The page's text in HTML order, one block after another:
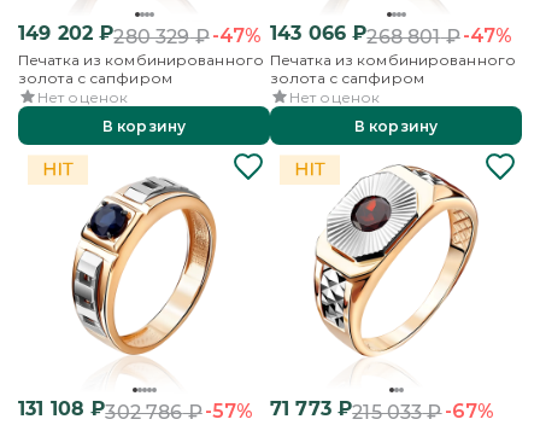
149 202 ₽280 329₽-47%
Печатка из комбинированного
золота с сапфиром
Нет оценок
В корзину
143 066 ₽268 801₽-47%
Печатка из комбинированного
золота с сапфиром
Нет оценок
В корзину
131 108 ₽302 786₽-57% 71 773₽215 033₽-67%